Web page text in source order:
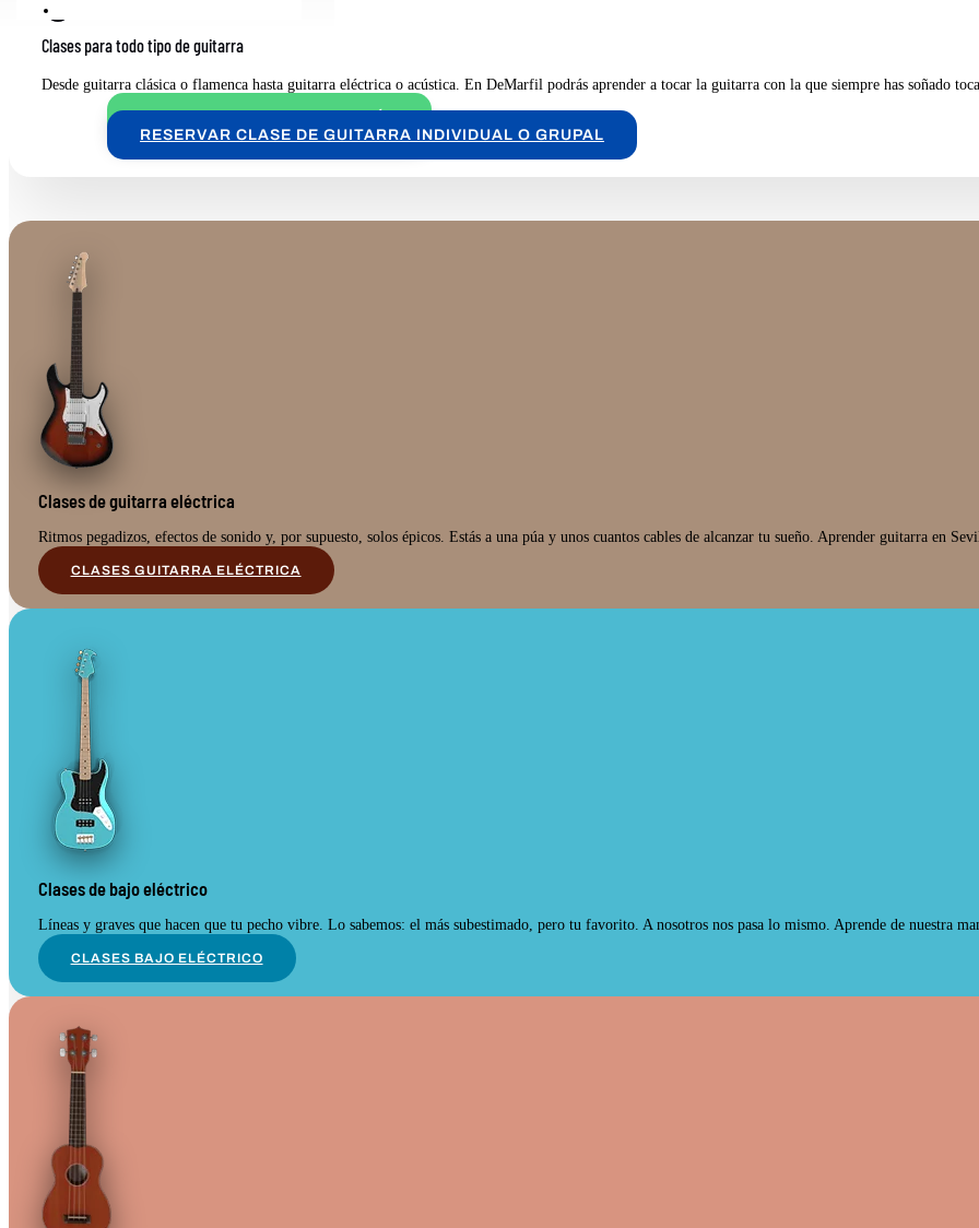
Clases para todo tipo de guitarra
Desde guitarra clásica o flamenca hasta guitarra eléctrica o acústica. En DeMarfil podrás aprender a tocar la guitarra con la que siempre has soñado
RESERVAR CLASE DE GUITARRA INDIVIDUAL O GRUPAL
Clases de guitarra eléctrica
Ritmos pegadizos, efectos de sonido y, por supuesto, solos épicos. Estás a una púa y unos cuantos cables de alcanzar tu sueño. Aprender guitarra en
CLASES GUITARRA ELÉCTRICA
Clases de bajo eléctrico
Líneas y graves que hacen que tu pecho vibre. Lo sabemos: el más subestimado, pero tu favorito. A nosotros nos pasa lo mismo. Aprende de nuestra
CLASES BAJO ELÉCTRICO